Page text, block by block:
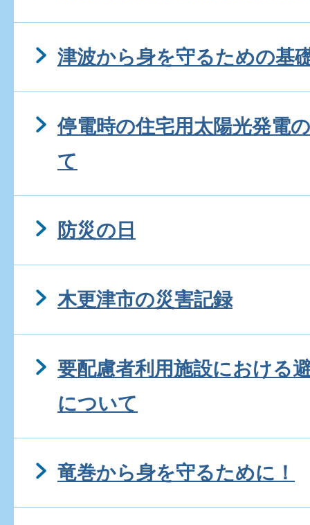
津波から身を守るための基
停電時の住宅用太陽光発電
て
防災の日
木更津市の災害記録
要配慮者利用施設における
について
竜巻から身を守るために！